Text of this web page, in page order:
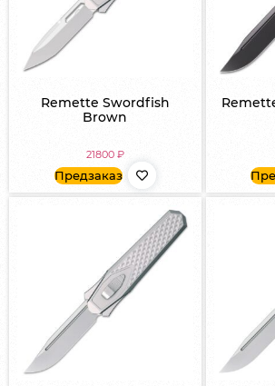
Remette Swordfish
Brown
21800 ₽
Предзаказ